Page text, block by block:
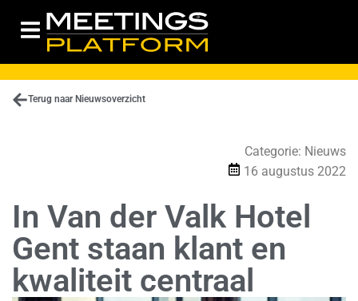
Terug naar Nieuwsoverzicht
Categorie: Nieuws
16 augustus 2022
In Van der Valk Hotel
Gent staan klant en
kwaliteit centraal